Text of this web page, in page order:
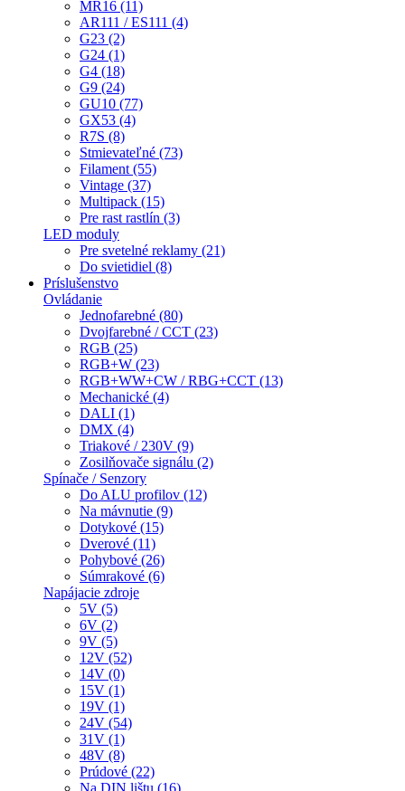
MR16 (11)
AR111 / ES111 (4)
G23 (2)
G24 (1)
G4 (18)
G9 (24)
GU10 (77)
GX53 (4)
R7S (8)
Stmievateľné (73)
Filament (55)
Vintage (37)
Multipack (15)
Pre rast rastlín (3)
LED moduly
Pre svetelné reklamy (21)
Do svietidiel (8)
Príslušenstvo
Ovládanie
Jednofarebné (80)
Dvojfarebné / CCT (23)
RGB (25)
RGB+W (23)
RGB+WW+CW / RBG+CCT (13)
Mechanické (4)
DALI (1)
DMX (4)
Triakové / 230V (9)
Zosilňovače signálu (2)
Spínače / Senzory
Do ALU profilov (12)
Na mávnutie (9)
Dotykové (15)
Dverové (11)
Pohybové (26)
Súmrakové (6)
Napájacie zdroje
5V (5)
6V (2)
9V (5)
12V (52)
14V (0)
15V (1)
19V (1)
24V (54)
31V (1)
48V (8)
Prúdové (22)
Na DIN lištu (16)